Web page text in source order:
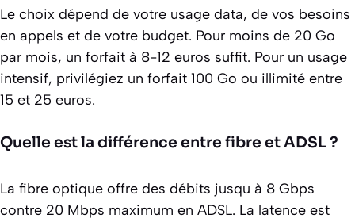
Le choix dépend de votre usage data, de vos besoins
en appels et de votre budget. Pour moins de 20 Go
par mois, un forfait à 8-12 euros suffit. Pour un usage
intensif, privilégiez un forfait 100 Go ou illimité entre
15 et 25 euros.
Quelle est la différence entre fibre et ADSL ?
La fibre optique offre des débits jusqu à 8 Gbps
contre 20 Mbps maximum en ADSL. La latence est